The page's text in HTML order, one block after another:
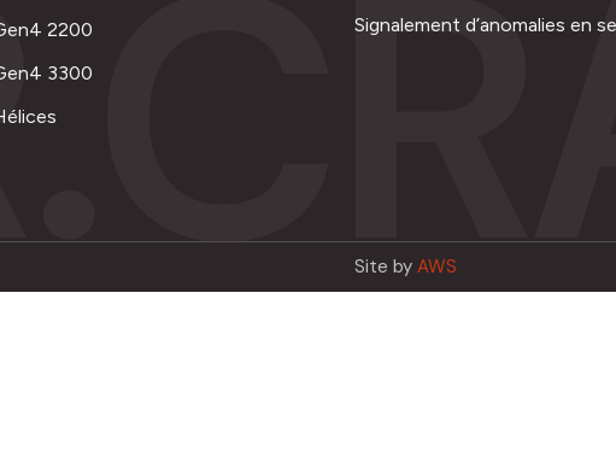
2200
3300
Signalement d’anomalies en
Site by AWS